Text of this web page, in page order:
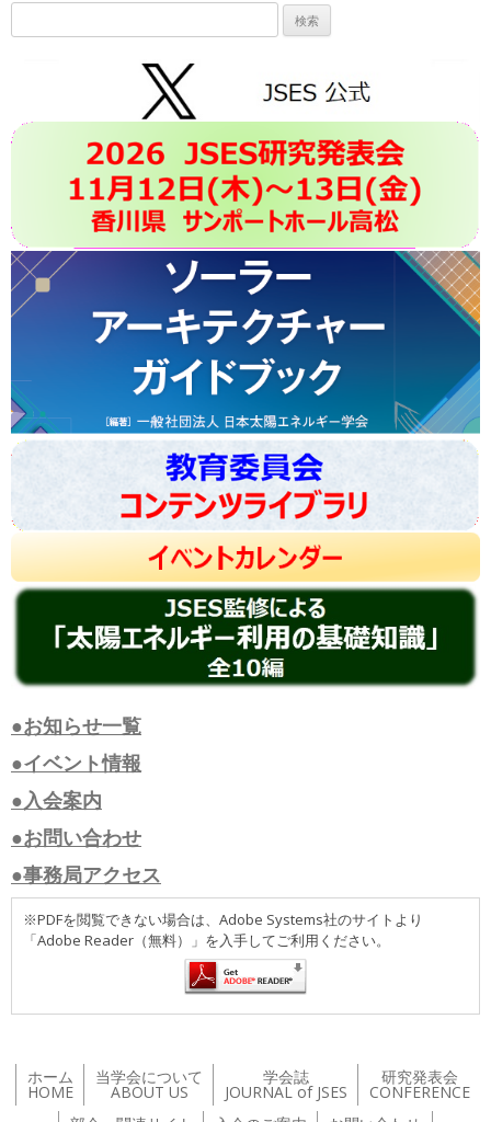
索:
●お知らせ一覧
●イベント情報
●入会案内
●お問い合わせ
●事務局アクセス
※PDFを閲覧できない場合は、Adobe Systems社のサイトより
「Adobe Reader（無料）」を入手してご利用ください。
ホーム
HOME
当学会について
ABOUT US
学会誌
JOURNAL of JSES
研究発表会
CONFERENCE